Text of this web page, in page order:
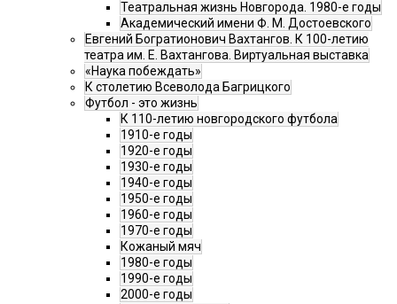
Театральная жизнь Новгорода. 1980-е годы
Академический имени Ф. М. Достоевского
Евгений Богратионович Вахтангов. К 100-летию
театра им. Е. Вахтангова. Виртуальная выставка
«Наука побеждать»
К столетию Всеволода Багрицкого
Футбол - это жизнь
К 110-летию новгородского футбола
1910-е годы
1920-е годы
1930-е годы
1940-е годы
1950-е годы
1960-е годы
1970-е годы
Кожаный мяч
1980-е годы
1990-е годы
2000-е годы